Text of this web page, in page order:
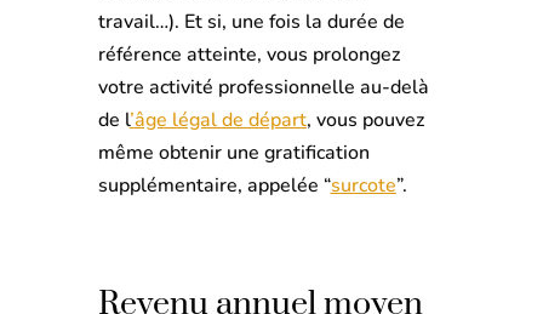
travail…). Et si, une fois la durée de
référence atteinte, vous prolongez
votre activité professionnelle au-delà
de l’âge légal de départ, vous pouvez
même obtenir une gratification
supplémentaire, appelée “surcote”.
Revenu annuel moyen